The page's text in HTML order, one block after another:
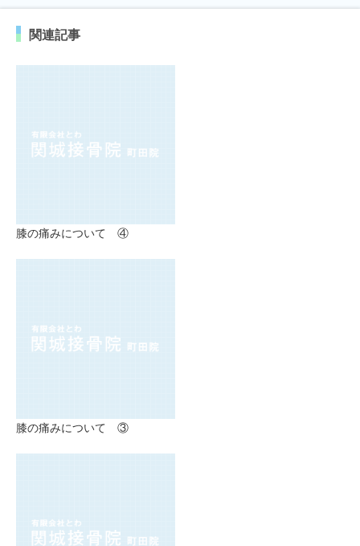
関連記事
膝の痛みについて ④
膝の痛みについて ③